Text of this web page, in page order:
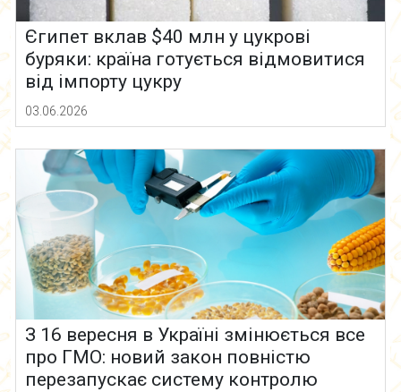
Єгипет вклав $40 млн у цукрові
буряки: країна готується відмовитися
від імпорту цукру
03.06.2026
З 16 вересня в Україні змінюється все
про ГМО: новий закон повністю
перезапускає систему контролю